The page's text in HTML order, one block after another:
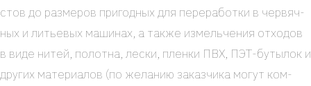
стов до раз­ме­ров при­год­ных для пере­ра­бот­ки в чер­вяч­
ных и литье­вых маши­нах, а так­же измель­че­ния отхо­дов
в виде нитей, полот­на, лес­ки, плен­ки ПВХ, ПЭТ-буты­­­лок и
дру­гих мате­ри­а­лов (по жела­нию заказ­чи­ка могут ком­